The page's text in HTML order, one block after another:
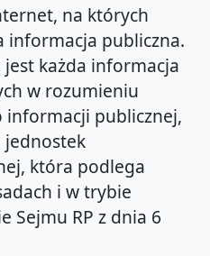
na których
informacja publiczna.
każda informacja
w rozumieniu
informacji publicznej,
jednostek
która podlega
i w trybie
Sejmu RP z dnia 6